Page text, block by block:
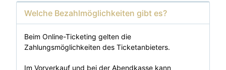
Welche Bezahlmöglichkeiten gibt es?
Beim Online-Ticketing gelten die
Zahlungsmöglichkeiten des Ticketanbieters.
Im Vorverkauf und bei der Abendkasse kann